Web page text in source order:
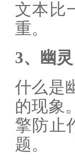
文本比
重。
3、幽灵
什么是
的现象
擎防止
题。